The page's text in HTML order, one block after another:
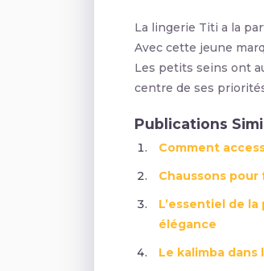
La lingerie Titi a la
Avec cette jeune
Les petits seins ont
centre de ses
Publications
Comment
Chaussons
L’essentiel de
élégance
Le kalimba